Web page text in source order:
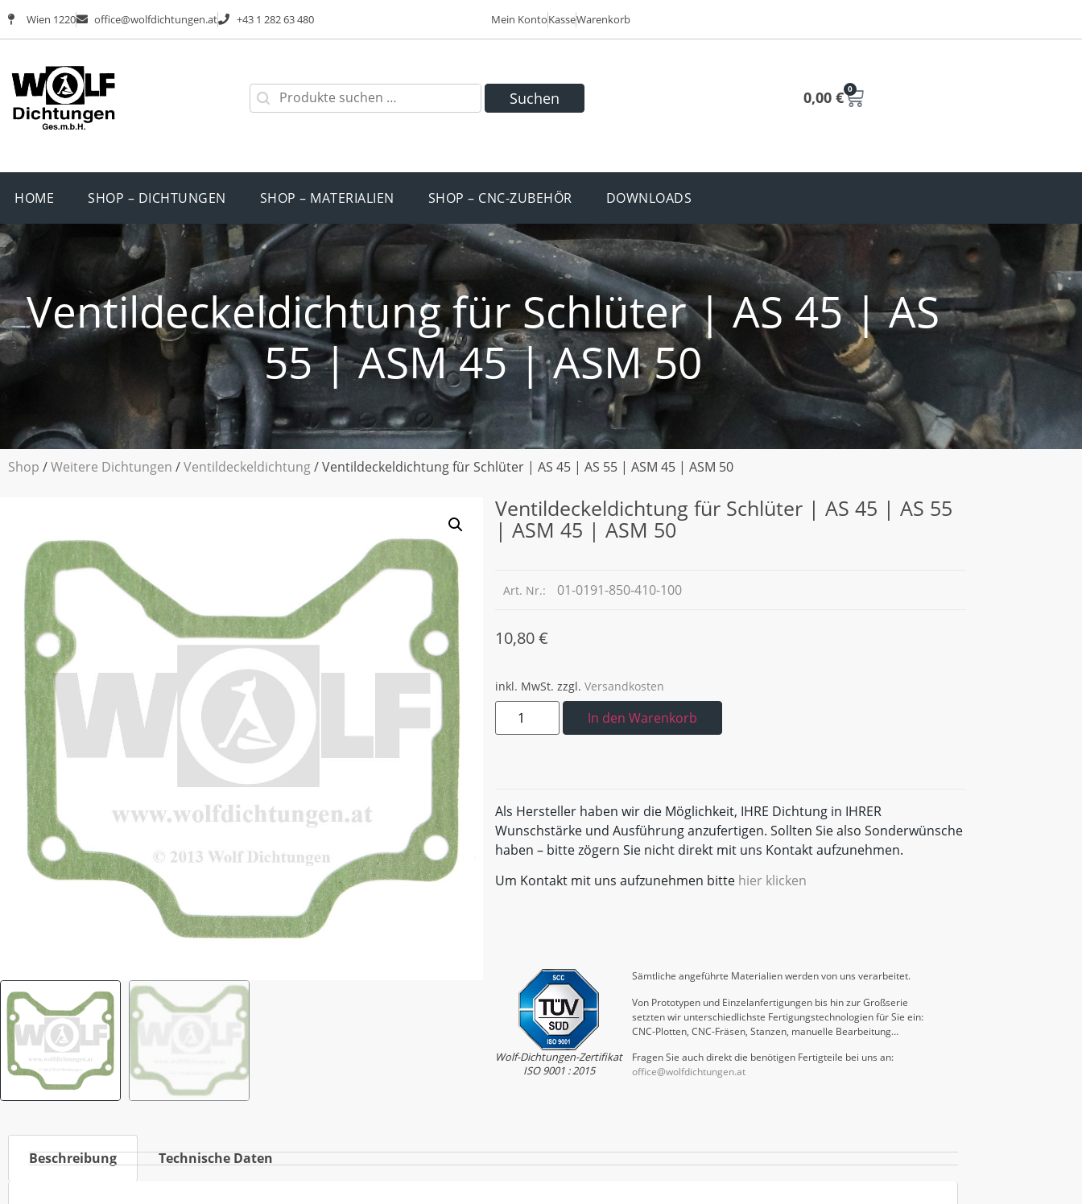
Wien 1220 office@wolfdichtungen.at +43 1 282 63 480 Mein KontoKasseWarenkorb
Suchen 0,00 € 0
HOME SHOP – DICHTUNGEN SHOP – MATERIALIEN SHOP – CNC-ZUBEHÖR DOWNLOADS
Ventildeckeldichtung für Schlüter | AS 45 | AS
55 | ASM 45 | ASM 50
Shop /Weitere Dichtungen /Ventildeckeldichtung/ Ventildeckeldichtung für Schlüter | AS 45 | AS 55 | ASM 45 | ASM 50
Ventildeckeldichtung für Schlüter | AS 45 | AS 55
| ASM 45 | ASM 50
Art. Nr.: 01-0191-850-410-100
10,80€
inkl. MwSt. zzgl. Versandkosten
In den Warenkorb
Als Hersteller haben wir die Möglichkeit, IHRE Dichtung in IHRER
Wunschstärke und Ausführung anzufertigen. Sollten Sie also Sonderwünsche
haben – bitte zögern Sie nicht direkt mit uns Kontakt aufzunehmen.
Um Kontakt mit uns aufzunehmen bitte hier klicken
Wolf-Dichtungen-Zertifikat
ISO 9001 : 2015
Sämtliche angeführte Materialien werden von uns verarbeitet.
Von Prototypen und Einzelanfertigungen bis hin zur Großserie
setzten wir unterschiedlichste Fertigungstechnologien für Sie ein:
CNC-Plotten, CNC-Fräsen, Stanzen, manuelle Bearbeitung…
Fragen Sie auch direkt die benötigen Fertigteile bei uns an:
office@wolfdichtungen.at
Beschreibung Technische Daten